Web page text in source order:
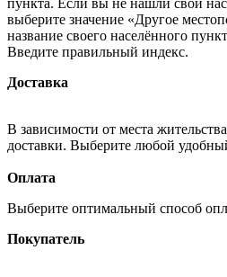
пункта. Если вы не нашли свой
выберите значение «Другое
название своего населённого
Введите правильный индекс.
Доставка
В зависимости от места
доставки. Выберите любой
Оплата
Выберите оптимальный способ
Покупатель